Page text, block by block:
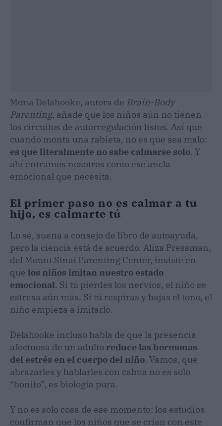
Mona Delahooke, autora de Brain-Body
Parenting, añade que los niños aún no tienen
los circuitos de autorregulación listos. Así que
cuando monta una rabieta, no es que sea malo:
es que literalmente no sabe calmarse solo. Y
ahí entramos nosotros como ese ancla
emocional que necesita.
El primer paso no es calmar a tu
hijo, es calmarte tú
Lo sé, suena a consejo de libro de autoayuda,
pero la ciencia está de acuerdo. Aliza Pressman,
del Mount Sinai Parenting Center, insiste en
que los niños imitan nuestro estado
emocional. Si tú pierdes los nervios, el niño se
estresa aún más. Si tú respiras y bajas el tono, el
niño empieza a imitarlo.
Delahooke incluso habla de que la presencia
afectuosa de un adulto reduce las hormonas
del estrés en el cuerpo del niño. Vamos, que
abrazarles y hablarles con calma no es solo
“bonito”, es biología pura.
Y no es solo cosa de ese momento: los estudios
confirman que los niños que se crían con este